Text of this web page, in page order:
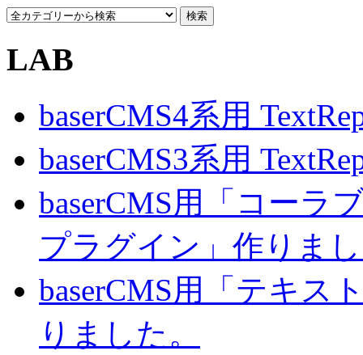
LAB
baserCMS4系用
baserCMS3系用
baserCMS用「コーラ
プラグイン」作りま
baserCMS用「テキス
りました。